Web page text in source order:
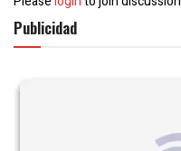
Publicidad